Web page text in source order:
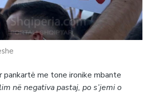
pankartë me tone ironike mbante
në negativa pastaj, po s’jemi o